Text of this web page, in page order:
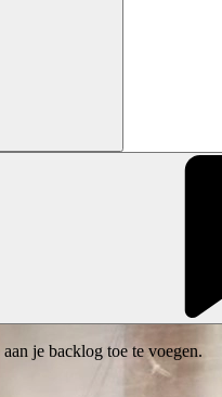
je backlog toe te voegen.